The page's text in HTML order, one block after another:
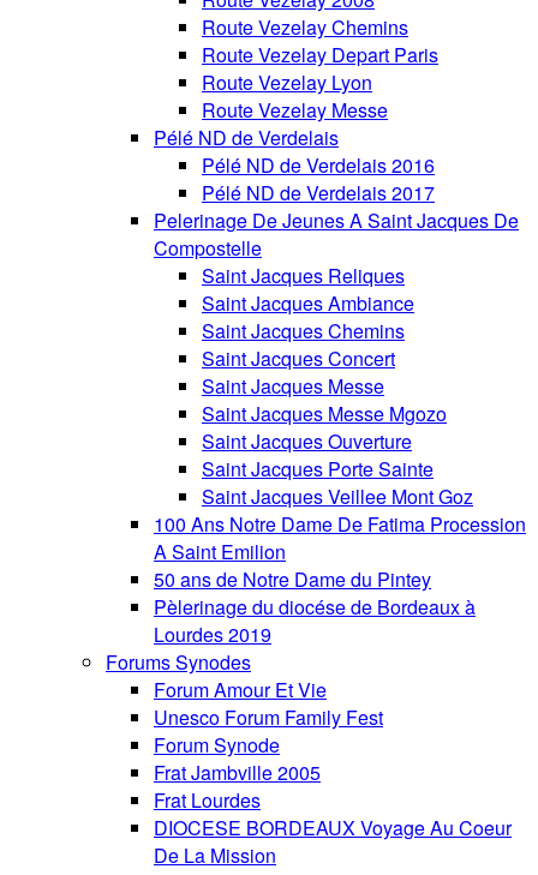
Route Vezelay Chemins
Route Vezelay Depart Paris
Route Vezelay Lyon
Route Vezelay Messe
Pélé ND de Verdelais
Pélé ND de Verdelais 2016
Pélé ND de Verdelais 2017
Pelerinage De Jeunes A Saint Jacques De
Compostelle
Saint Jacques Reliques
Saint Jacques Ambiance
Saint Jacques Chemins
Saint Jacques Concert
Saint Jacques Messe
Saint Jacques Messe Mgozo
Saint Jacques Ouverture
Saint Jacques Porte Sainte
Saint Jacques Veillee Mont Goz
100 Ans Notre Dame De Fatima Procession
A Saint Emilion
50 ans de Notre Dame du Pintey
Pèlerinage du diocése de Bordeaux à
Lourdes 2019
Forums Synodes
Forum Amour Et Vie
Unesco Forum Family Fest
Forum Synode
Frat Jambville 2005
Frat Lourdes
DIOCESE BORDEAUX Voyage Au Coeur
De La Mission